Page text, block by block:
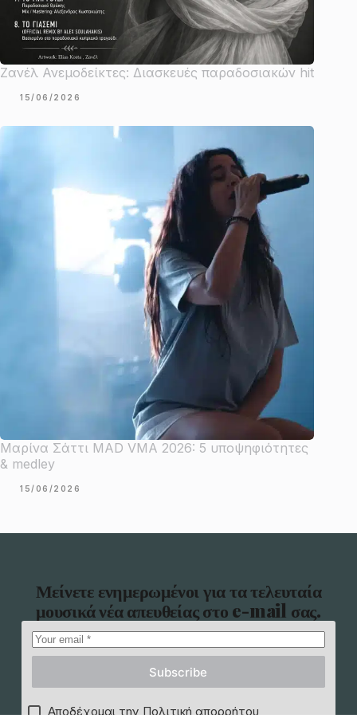
Ζανέλ Ανεμοδείκτες: Διασκευές παραδοσιακών hit
15/06/2026
Μαρίνα Σάττι MAD VMA 2026: 5 υποψηφιότητες
& medley
15/06/2026
Μείνετε ενημερωμένοι για τα τελευταία
μουσικά νέα απευθείας στο e-mail σας.
Subscribe
Αποδέχομαι την Πολιτική απορρήτου